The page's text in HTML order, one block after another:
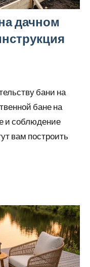
дачном
бани на
бане на
и соблюдение
вам построить